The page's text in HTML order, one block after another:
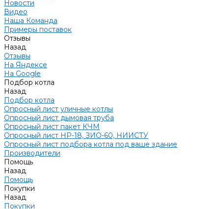
Новости
Видео
Наша Команда
Примеры поставок
Отзывы
Назад
Отзывы
На Яндексе
На Google
Подбор котла
Назад
Подбор котла
Опросный лист уличные котлы
Опросный лист дымовая труба
Опросный лист пакет КЧМ
Опросный лист НР-18, ЗИО-60, НИИСТУ
Опросный лист подбора котла под ваше здание
Производители
Помощь
Назад
Помощь
Покупки
Назад
Покупки